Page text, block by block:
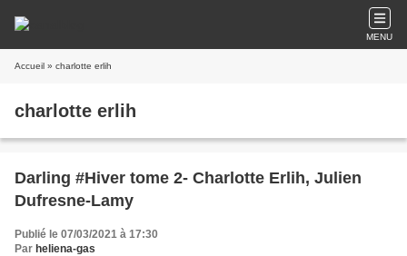
MENU
Accueil » charlotte erlih
charlotte erlih
Darling #Hiver tome 2- Charlotte Erlih, Julien
Dufresne-Lamy
Publié le 07/03/2021 à 17:30
Par heliena-gas